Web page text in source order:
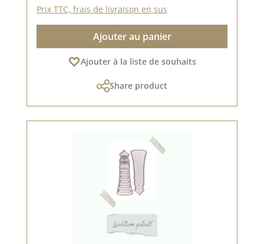
Prix TTC, frais de livraison en sus
Ajouter au panier
Ajouter à la liste de souhaits
Share product